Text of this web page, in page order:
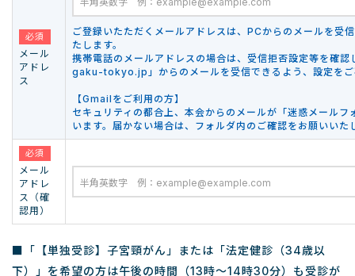
必須
メール
アドレ
ス
ご登録いたただくメールアドレスは、PCからのメールを受
たします。
携帯電話のメールアドレスの場合は、受信拒否設定等を
gaku-tokyo.jp」からのメールを受信できるよう、設定をご
【Gmailをご利用の方】
セキュリティの都合上、本会からのメールが「迷惑メール
います。届かない場合は、フォルダ内のご確認をお願いいた
必須
メール
アドレ
ス（確
認用）
■「【単独受診】子宮頸がん」または「法定健診（34歳以
下）」を希望の方は午後の時間（13時～14時30分）も受診が